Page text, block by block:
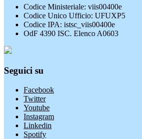
Codice Ministeriale: viis00400e
Codice Unico Ufficio: UFUXP5
Codice IPA: istsc_viis00400e
OdF 4390 ISC. Elenco A0603
Seguici su
Facebook
Twitter
Youtube
Instagram
Linkedin
Spotify